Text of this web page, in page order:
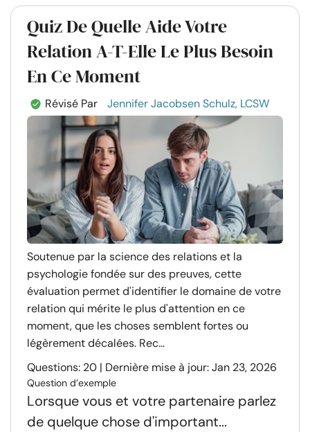
Quiz De Quelle Aide Votre
Relation A-T-Elle Le Plus Besoin
En Ce Moment
Révisé Par Jennifer Jacobsen Schulz, LCSW
Soutenue par la science des relations et la
psychologie fondée sur des preuves, cette
évaluation permet d'identifier le domaine de votre
relation qui mérite le plus d'attention en ce
moment, que les choses semblent fortes ou
légèrement décalées. Rec...
Questions: 20 | Dernière mise à jour: Jan 23, 2026
Question d’exemple
Lorsque vous et votre partenaire parlez
de quelque chose d'important...